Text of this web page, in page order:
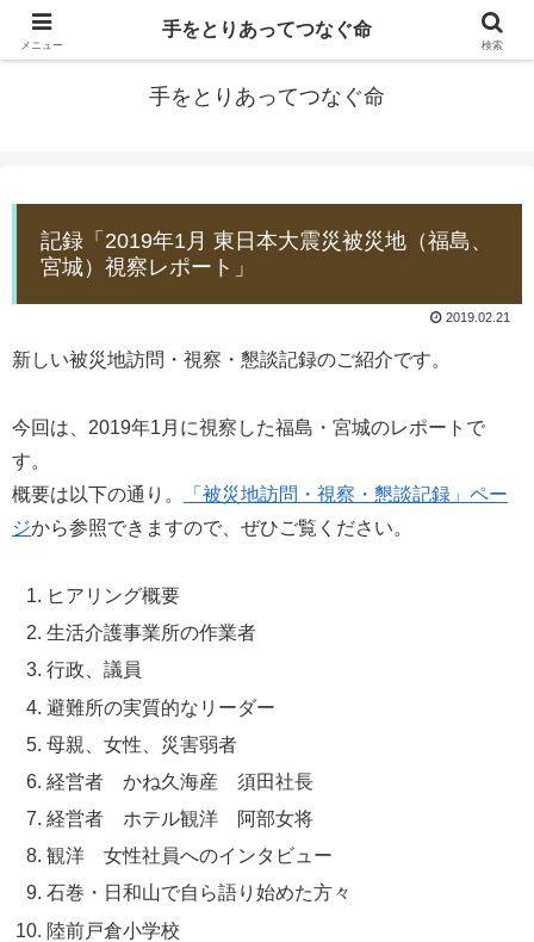
防災士EDOGAWA
手をとりあってつなぐ命
記録「2019年1月 東日本大震災被災地（福島、
宮城）視察レポート」
2019.02.21
新しい被災地訪問・視察・懇談記録のご紹介です。
今回は、2019年1月に視察した福島・宮城のレポートで
す。
概要は以下の通り。
「被災地訪問・視察・懇談記録」ペー
ジから参照できますので、ぜひご覧ください。
ヒアリング概要
生活介護事業所の作業者
行政、議員
避難所の実質的なリーダー
母親、女性、災害弱者
経営者 かね久海産 須田社長
経営者 ホテル観洋 阿部女将
観洋 女性社員へのインタビュー
石巻・日和山で自ら語り始めた方々
陸前戸倉小学校
メニュー
手をとりあってつなぐ命
検索